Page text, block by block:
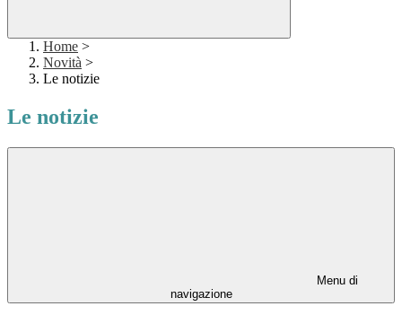
Home >
Novità >
Le notizie
Le notizie
Menu di
navigazione